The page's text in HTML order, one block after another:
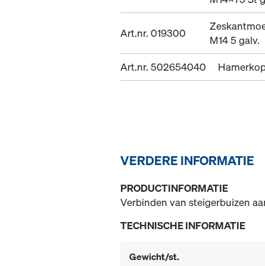
Art.nr. 019300
M14 5 galv.
Art.nr. 502654040
VERDERE INFORMATIE
PRODUCTINFORMATIE
Verbinden van steigerbuizen
TECHNISCHE INFORMATIE
Gewicht/st.